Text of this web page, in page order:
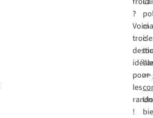
?
Voici
trois
pour
les
!
>>